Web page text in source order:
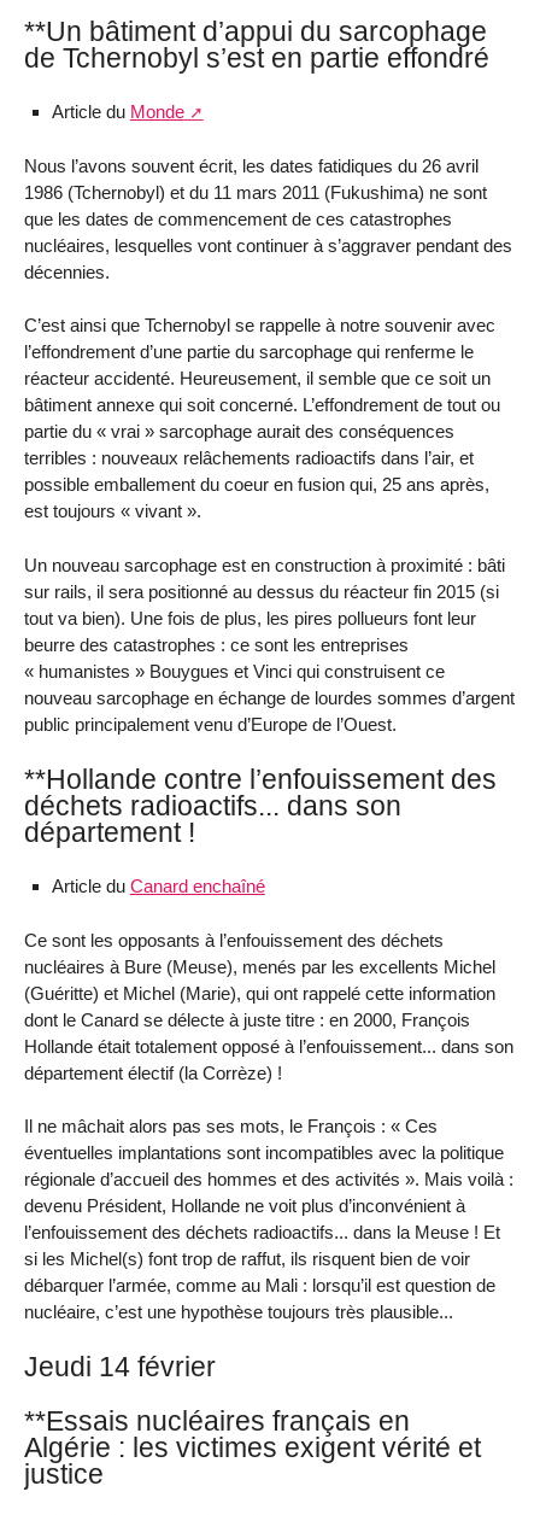
**Un bâtiment d’appui du sarcophage
de Tchernobyl s’est en partie effondré
Article du Monde
Nous l’avons souvent écrit, les dates fatidiques du 26 avril
1986 (Tchernobyl) et du 11 mars 2011 (Fukushima) ne sont
que les dates de commencement de ces catastrophes
nucléaires, lesquelles vont continuer à s’aggraver pendant des
décennies.
C’est ainsi que Tchernobyl se rappelle à notre souvenir avec
l’effondrement d’une partie du sarcophage qui renferme le
réacteur accidenté. Heureusement, il semble que ce soit un
bâtiment annexe qui soit concerné. L’effondrement de tout ou
partie du « vrai » sarcophage aurait des conséquences
terribles : nouveaux relâchements radioactifs dans l’air, et
possible emballement du coeur en fusion qui, 25 ans après,
est toujours « vivant ».
Un nouveau sarcophage est en construction à proximité : bâti
sur rails, il sera positionné au dessus du réacteur fin 2015 (si
tout va bien). Une fois de plus, les pires pollueurs font leur
beurre des catastrophes : ce sont les entreprises
« humanistes » Bouygues et Vinci qui construisent ce
nouveau sarcophage en échange de lourdes sommes d’argent
public principalement venu d’Europe de l’Ouest.
**Hollande contre l’enfouissement des
déchets radioactifs... dans son
département !
Article du Canard enchaîné
Ce sont les opposants à l’enfouissement des déchets
nucléaires à Bure (Meuse), menés par les excellents Michel
(Guéritte) et Michel (Marie), qui ont rappelé cette information
dont le Canard se délecte à juste titre : en 2000, François
Hollande était totalement opposé à l’enfouissement... dans son
département électif (la Corrèze) !
Il ne mâchait alors pas ses mots, le François : « Ces
éventuelles implantations sont incompatibles avec la politique
régionale d’accueil des hommes et des activités ». Mais voilà :
devenu Président, Hollande ne voit plus d’inconvénient à
l’enfouissement des déchets radioactifs... dans la Meuse ! Et
si les Michel(s) font trop de raffut, ils risquent bien de voir
débarquer l’armée, comme au Mali : lorsqu’il est question de
nucléaire, c’est une hypothèse toujours très plausible...
Jeudi 14 février
**Essais nucléaires français en
Algérie : les victimes exigent vérité et
justice